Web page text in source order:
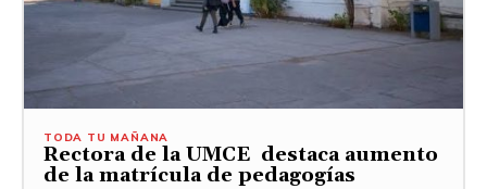
TODA TU MAÑANA
Rectora de la UMCE destaca aumento
de la matrícula de pedagogías